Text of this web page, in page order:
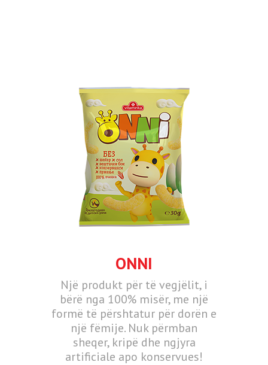
ONNI
Një produkt për të vegjëlit, i
bërë nga 100% misër, me një
formë të përshtatur për dorën e
një fëmije. Nuk përmban
sheqer, kripë dhe ngjyra
artificiale apo konservues!